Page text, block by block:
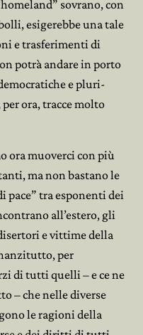
sovrano, con
esigerebbe una tale
e trasferimenti di
potrà andare in porto
e pluri-
ora, tracce molto
ora muoverci con più
ma non bastano le
pace” tra esponenti dei
all’estero, gli
e vittime della
per
di tutti quelli – e ce ne
– che nelle diverse
le ragioni della